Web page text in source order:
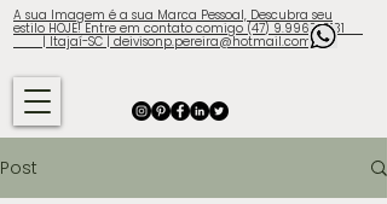
A sua Imagem é a sua Marca Pessoal, Descubra seu
estilo HOJE! Entre em contato comigo (47) 9.9960-3131
| Itajaí-SC | deivisonp.pereira@hotmail.com
Post